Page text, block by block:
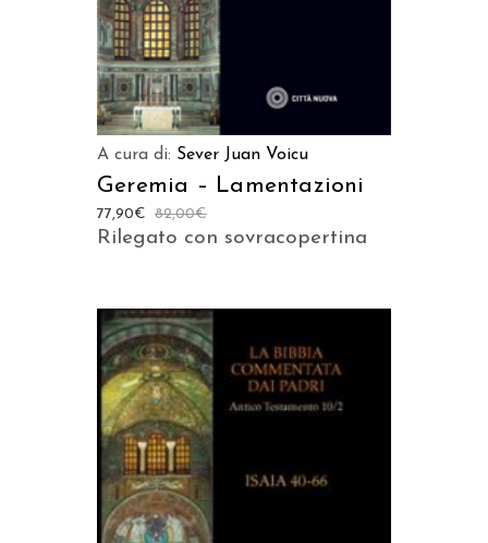
A cura di: Sever Juan Voicu
Geremia – Lamentazioni
82,00€
77,90€
Rilegato con sovracopertina
AGGIUNGI AL CARRELLO